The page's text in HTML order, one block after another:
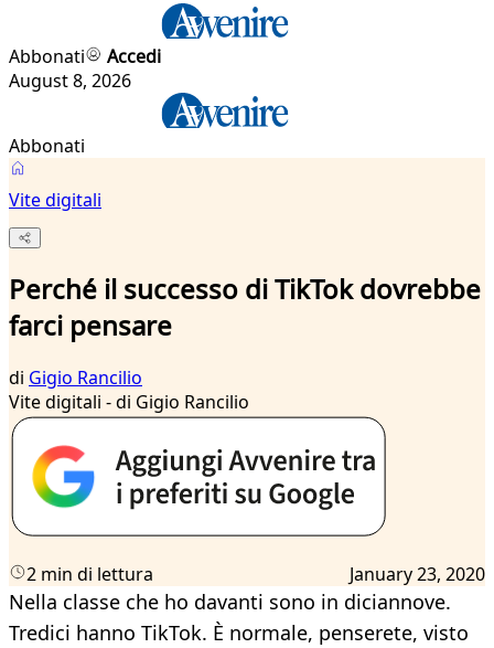
Abbonati
Accedi
August 8, 2026
Abbonati
Vite digitali
Perché il successo di TikTok dovrebbe
farci pensare
di Gigio Rancilio
Vite digitali - di Gigio Rancilio
2 min di lettura January 23, 2020
Nella classe che ho davanti sono in diciannove.
Tredici hanno TikTok. È normale, penserete, visto